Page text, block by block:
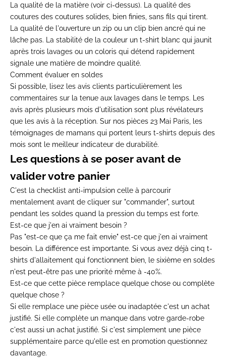
La qualité de la matière (voir ci-dessus). La qualité des
coutures des coutures solides, bien finies, sans fils qui tirent.
La qualité de l'ouverture un zip ou un clip bien ancré qui ne
lâche pas. La stabilité de la couleur un t-shirt blanc qui jaunit
après trois lavages ou un coloris qui détend rapidement
signale une matière de moindre qualité.
Comment évaluer en soldes
Si possible, lisez les avis clients particulièrement les
commentaires sur la tenue aux lavages dans le temps. Les
avis après plusieurs mois d'utilisation sont plus révélateurs
que les avis à la réception. Sur nos pièces 23 Mai Paris, les
témoignages de mamans qui portent leurs t-shirts depuis des
mois sont le meilleur indicateur de durabilité.
Les questions à se poser avant de
valider votre panier
C'est la checklist anti-impulsion celle à parcourir
mentalement avant de cliquer sur "commander", surtout
pendant les soldes quand la pression du temps est forte.
Est-ce que j'en ai vraiment besoin ?
Pas "est-ce que ça me fait envie" est-ce que j'en ai vraiment
besoin. La différence est importante. Si vous avez déjà cinq t-
shirts d'allaitement qui fonctionnent bien, le sixième en soldes
n'est peut-être pas une priorité même à -40%.
Est-ce que cette pièce remplace quelque chose ou complète
quelque chose ?
Si elle remplace une pièce usée ou inadaptée c'est un achat
justifié. Si elle complète un manque dans votre garde-robe
c'est aussi un achat justifié. Si c'est simplement une pièce
supplémentaire parce qu'elle est en promotion questionnez
davantage.